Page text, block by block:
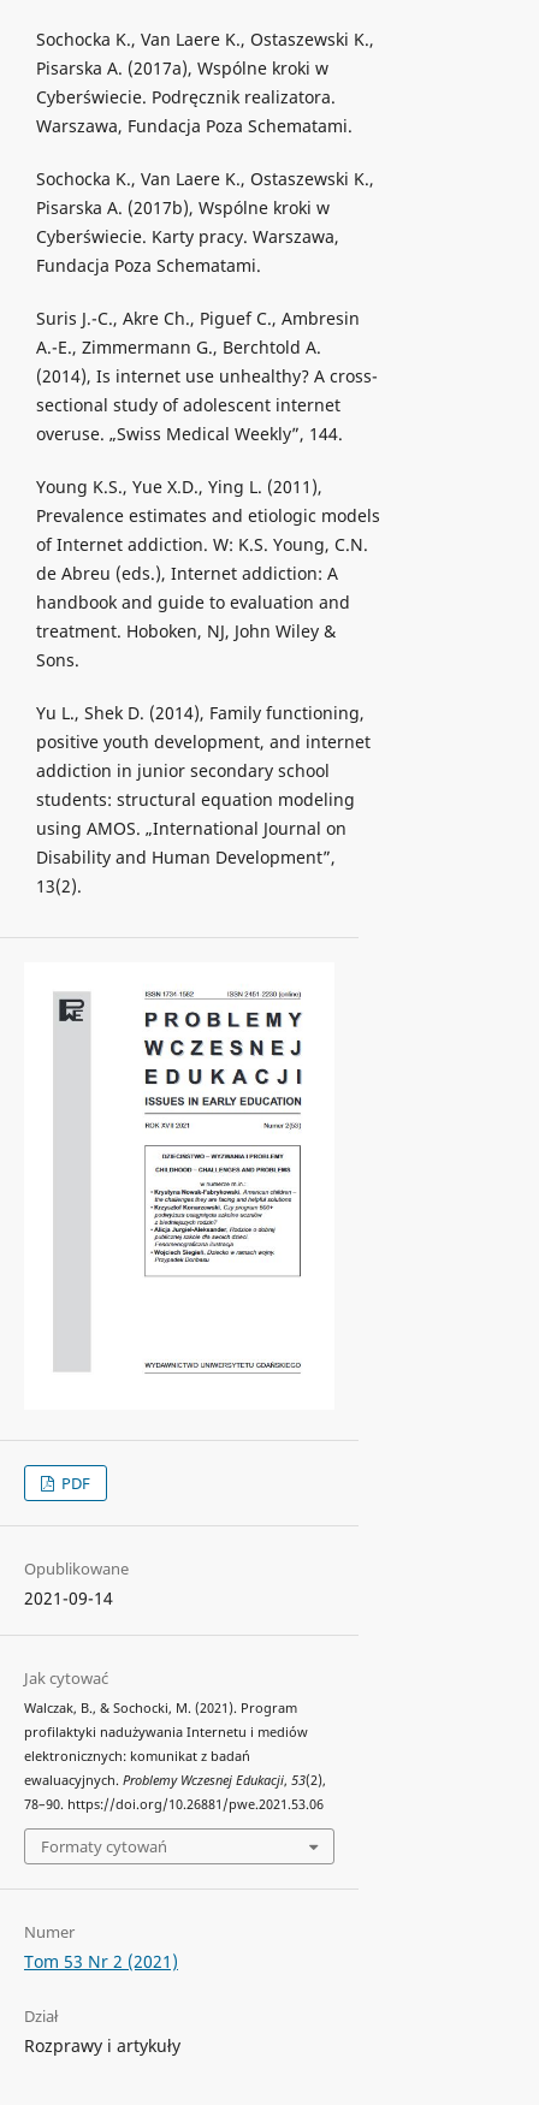
Sochocka K., Van Laere K., Ostaszewski K.,
Pisarska A. (2017a), Wspólne kroki w
Cyberświecie. Podręcznik realizatora.
Warszawa, Fundacja Poza Schematami.
Sochocka K., Van Laere K., Ostaszewski K.,
Pisarska A. (2017b), Wspólne kroki w
Cyberświecie. Karty pracy. Warszawa,
Fundacja Poza Schematami.
Suris J.-C., Akre Ch., Piguef C., Ambresin
A.-E., Zimmermann G., Berchtold A.
(2014), Is internet use unhealthy? A cross-
sectional study of adolescent internet
overuse. „Swiss Medical Weekly”, 144.
Young K.S., Yue X.D., Ying L. (2011),
Prevalence estimates and etiologic models
of Internet addiction. W: K.S. Young, C.N.
de Abreu (eds.), Internet addiction: A
handbook and guide to evaluation and
treatment. Hoboken, NJ, John Wiley &
Sons.
Yu L., Shek D. (2014), Family functioning,
positive youth development, and internet
addiction in junior secondary school
students: structural equation modeling
using AMOS. „International Journal on
Disability and Human Development”,
13(2).
PDF
Opublikowane
2021-09-14
Jak cytować
Walczak, B., & Sochocki, M. (2021). Program
profilaktyki nadużywania Internetu i mediów
elektronicznych: komunikat z badań
ewaluacyjnych. Problemy Wczesnej Edukacji, 53(2),
78–90. https://doi.org/10.26881/pwe.2021.53.06
Formaty cytowań
Numer
Tom 53 Nr 2 (2021)
Dział
Rozprawy i artykuły